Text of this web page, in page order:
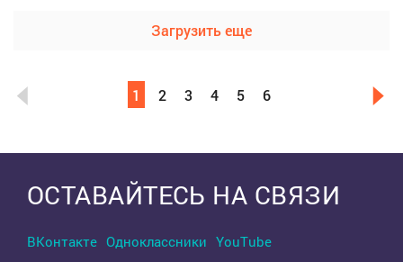
Загрузить еще
1 2 3 4 5 6
ОСТАВАЙТЕСЬ НА СВЯЗИ
ВКонтакте Одноклассники YouTube